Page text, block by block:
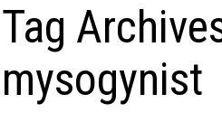
Tag
mysogynist